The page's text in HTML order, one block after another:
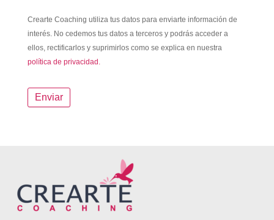
Crearte Coaching utiliza tus datos para enviarte información de
interés. No cedemos tus datos a terceros y podrás acceder a
ellos, rectificarlos y suprimirlos como se explica en nuestra
política de privacidad.
Enviar